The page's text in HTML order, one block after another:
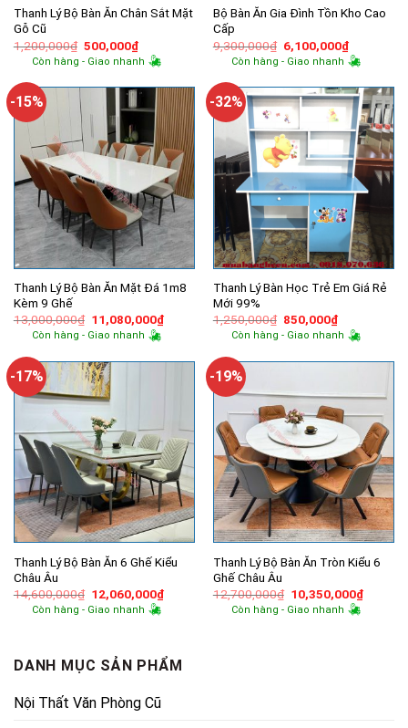
Thanh Lý Bộ Bàn Ăn Chân Sắt Mặt
Gỗ Cũ
1,200,000₫ Giá
gốc
là:
500,000₫Giá
hiện
tại
500,000₫.
Còn hàng - Giao nhanh
Bộ Bàn Ăn Gia Đình Tồn Kho Cao
Cấp
9,300,000₫ Giá
gốc
là:
6,100,000₫Giá
hiện
tại
Còn hàng - Giao nhanh
-15%
Thanh Lý Bộ Bàn Ăn Mặt Đá 1m8
Kèm 9 Ghế
13,000,000₫ Giá
gốc
là:
11,080,000₫Giá
hiện
11,080,000₫.
Còn hàng - Giao nhanh
-32%
Thanh Lý Bàn Học Trẻ Em Giá Rẻ
Mới 99%
1,250,000₫ Giá
gốc
là:
850,000₫Giá
hiện
tại
850,000₫.
Còn hàng - Giao nhanh
-17%
Thanh Lý Bộ Bàn Ăn 6 Ghế Kiểu
Châu Âu
14,600,000₫ Giá
gốc
là:
12,060,000₫Giá
hiện
Còn hàng - Giao nhanh
-19%
Thanh Lý Bộ Bàn Ăn Tròn Kiểu 6
Ghế Châu Âu
12,700,000₫ Giá
gốc
là:
10,350,000₫Giá
hiện
Còn hàng - Giao nhanh
DANH MỤC SẢN PHẨM
Nội Thất Văn Phòng Cũ